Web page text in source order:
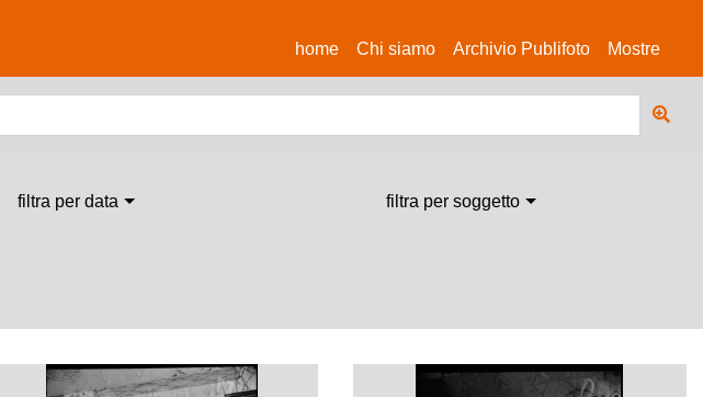
home(current)
Chi siamo Archivio Publifoto Mostre
filtra per data filtra per soggetto